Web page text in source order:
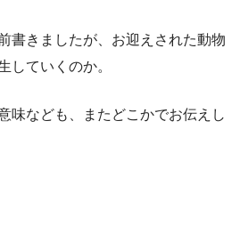
書きましたが、お迎えされた動物
していくのか。
味なども、またどこかでお伝えし